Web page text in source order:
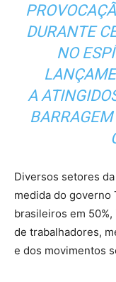
DURANTE
NO
A
Diversos setores
medida do governo
brasileiros em
de trabalhadores,
e dos movimentos